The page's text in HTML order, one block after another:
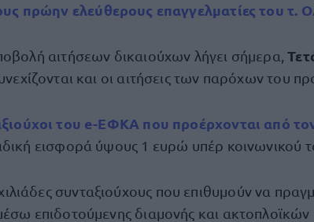
πρώην ελεύθερους επαγγελματίες του τ.
αιτήσεων δικαιούχων λήγει σήμερα,
και οι αιτήσεις των παρόχων του
του e-ΕΦΚΑ που προέρχονται από
εισφορά ύψους 1 ευρώ υπέρ κοινωνικού
συνταξιούχους που επιθυμούν να
επιδοτούμενης διαμονής και